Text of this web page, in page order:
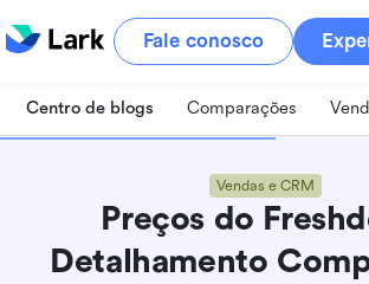
Fale conosco
Centro de blogs Comparações
Vendas e CRM
Preços do
Detalhamento